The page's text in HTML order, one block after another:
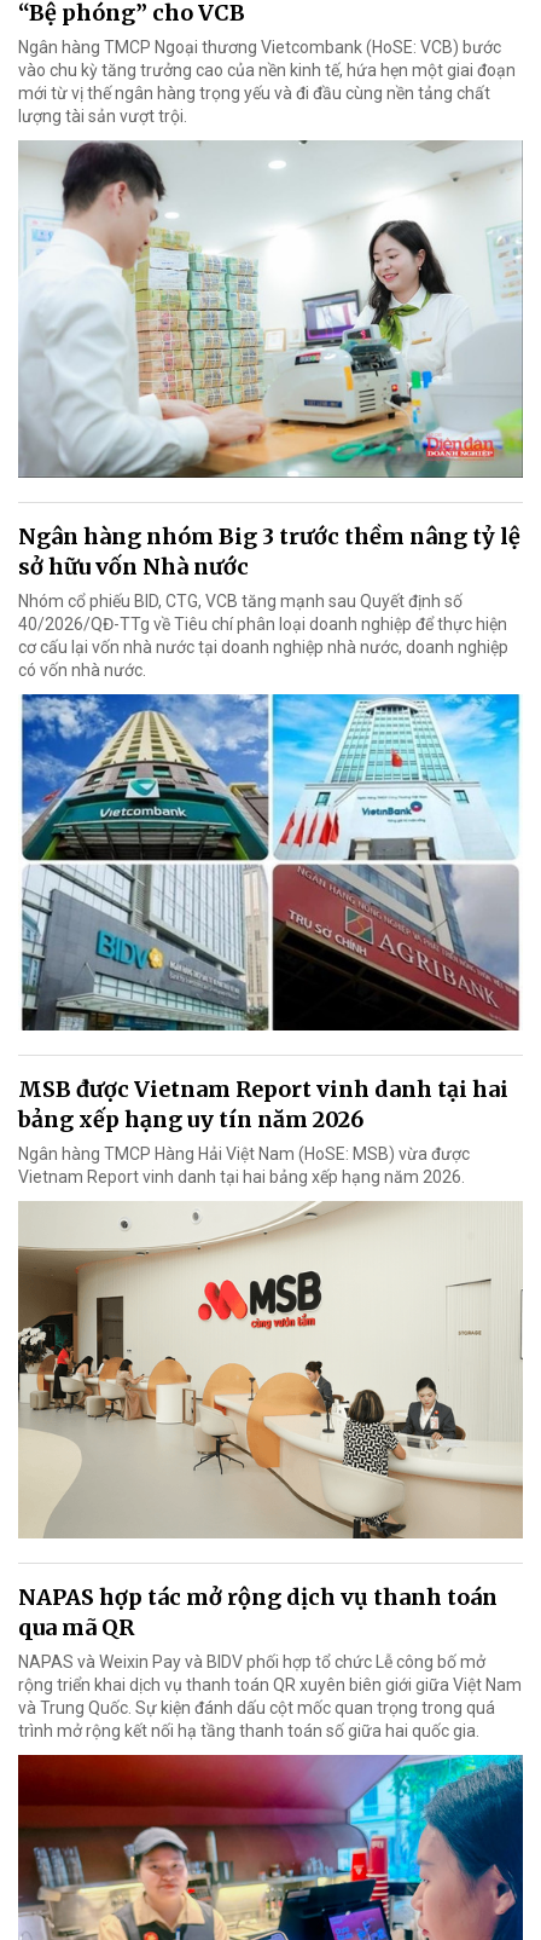
“Bệ phóng” cho VCB
Ngân hàng TMCP Ngoại thương Vietcombank (HoSE: VCB) bước
vào chu kỳ tăng trưởng cao của nền kinh tế, hứa hẹn một giai đoạn
mới từ vị thế ngân hàng trọng yếu và đi đầu cùng nền tảng chất
lượng tài sản vượt trội.
Ngân hàng nhóm Big 3 trước thềm nâng tỷ lệ
sở hữu vốn Nhà nước
Nhóm cổ phiếu BID, CTG, VCB tăng mạnh sau Quyết định số
40/2026/QĐ-TTg về Tiêu chí phân loại doanh nghiệp để thực hiện
cơ cấu lại vốn nhà nước tại doanh nghiệp nhà nước, doanh nghiệp
có vốn nhà nước.
MSB được Vietnam Report vinh danh tại hai
bảng xếp hạng uy tín năm 2026
Ngân hàng TMCP Hàng Hải Việt Nam (HoSE: MSB) vừa được
Vietnam Report vinh danh tại hai bảng xếp hạng năm 2026.
NAPAS hợp tác mở rộng dịch vụ thanh toán
qua mã QR
NAPAS và Weixin Pay và BIDV phối hợp tổ chức Lễ công bố mở
rộng triển khai dịch vụ thanh toán QR xuyên biên giới giữa Việt Nam
và Trung Quốc. Sự kiện đánh dấu cột mốc quan trọng trong quá
trình mở rộng kết nối hạ tầng thanh toán số giữa hai quốc gia.